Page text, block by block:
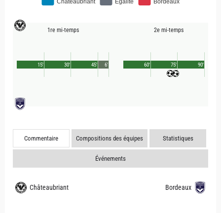
1re mi-temps
45'
15' 30' 6'
2e mi-temps
90'
60' 75'
Commentaire Compositions des équipes Statistiques
Événements
Châteaubriant Bordeaux